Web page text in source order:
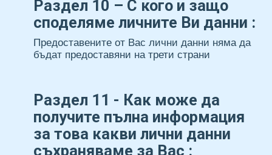
Раздел 10 – С кого и защо
споделяме личните Ви данни :
Предоставените от Вас лични данни няма да
бъдат предоставяни на трети страни
Раздел 11 - Как може да
получите пълна информация
за това какви лични данни
съхраняваме за Вас :